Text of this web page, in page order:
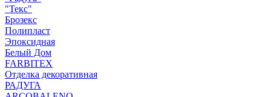
"Текс"
Брозекс
Полипласт
Эпоксидная
Белый Дом
FARBITEX
Отделка декоративная
РАДУГА